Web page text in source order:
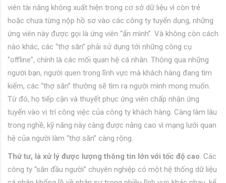
viên tài năng không xuất hiện trong cơ sở dữ liệu vì còn trẻ
hoặc chưa từng nộp hồ sơ vào các công ty tuyển dụng, những
ứng viên này được gọi là ứng viên “ẩn mình”. Và không còn cách
nào khác, các “thợ săn” phải sử dụng tới những công cụ
“offline”, chính là các mối quan hệ cá nhân. Thông qua những
người bạn, người quen trong lĩnh vực mà khách hàng đang tìm
kiếm, các “thợ săn” thường sẽ tìm ra người mình mong muốn.
Từ đó, họ tiếp cận và thuyết phục ứng viên chấp nhận ứng
tuyển vào vị trí công việc của công ty khách hàng. Càng làm lâu
trong nghề, kỹ năng này càng được nâng cao vì mạng lưới quan
hệ của người làm “thợ săn” càng rộng.
Thứ tư, là xử lý được lượng thông tin lớn với tốc độ cao. Các
công ty “săn đầu người” chuyên nghiệp có một hệ thống dữ liệu